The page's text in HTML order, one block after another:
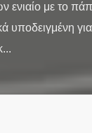
με το
για